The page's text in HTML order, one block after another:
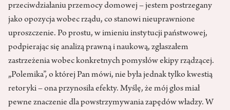
przeciwdziałaniu przemocy domowej – jestem postrzegany
jako opozycja wobec rządu, co stanowi nieuprawnione
uproszczenie. Po prostu, w imieniu instytucji państwowej,
podpierając się analizą prawną i naukową, zgłaszałem
zastrzeżenia wobec konkretnych pomysłów ekipy rządzącej.
„Polemika”, o której Pan mówi, nie była jednak tylko kwestią
retoryki – ona przynosiła efekty. Myślę, że mój głos miał
pewne znaczenie dla powstrzymywania zapędów władzy. W